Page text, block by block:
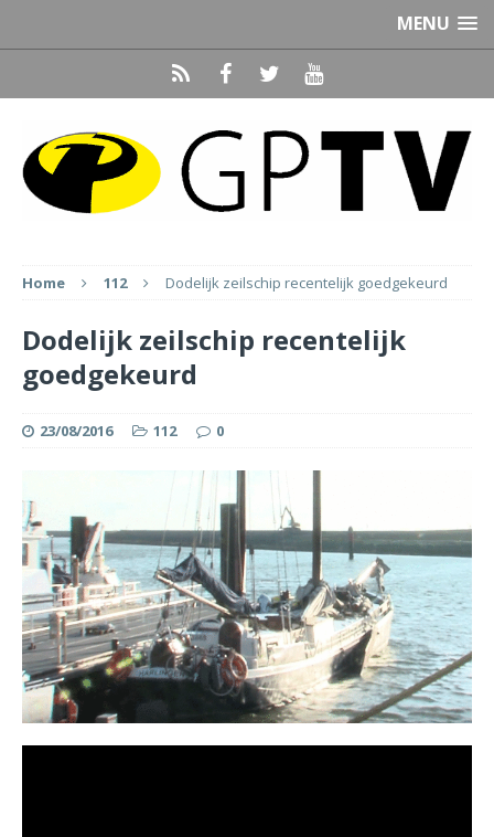
MENU
Home 112 Dodelijk zeilschip recentelijk goedgekeurd
Dodelijk zeilschip recentelijk
goedgekeurd
23/08/2016 112 0